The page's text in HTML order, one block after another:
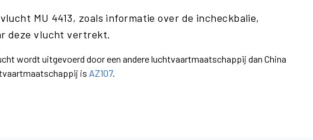
MU 4413, zoals informatie over de incheckbalie,
deze vlucht vertrekt.
wordt uitgevoerd door een andere luchtvaartmaatschappij dan China
is AZ107.